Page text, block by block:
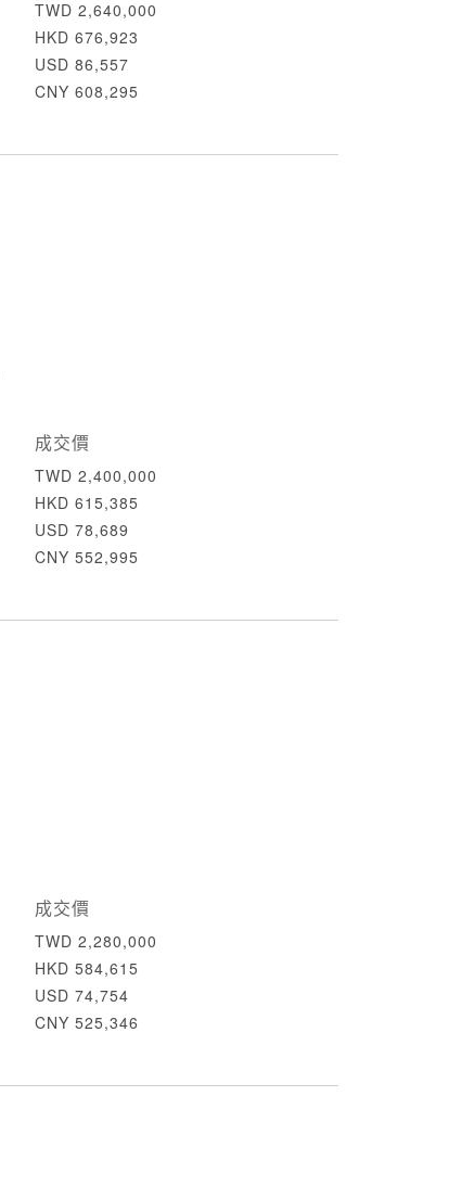
TWD 2,640,000
HKD 676,923
USD 86,557
CNY 608,295
成交價
TWD 2,400,000
HKD 615,385
USD 78,689
CNY 552,995
成交價
TWD 2,280,000
HKD 584,615
USD 74,754
CNY 525,346